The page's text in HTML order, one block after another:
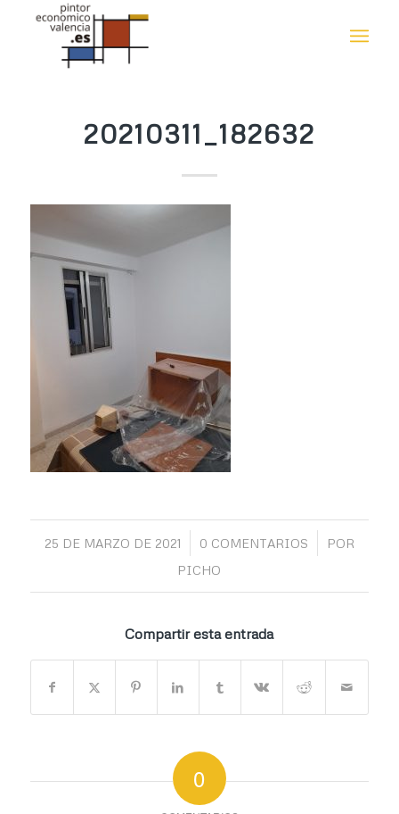
20210311_182632
25 DE MARZO DE 2021
/ 0 COMENTARIOS
/
POR
PICHO
Compartir esta entrada
0